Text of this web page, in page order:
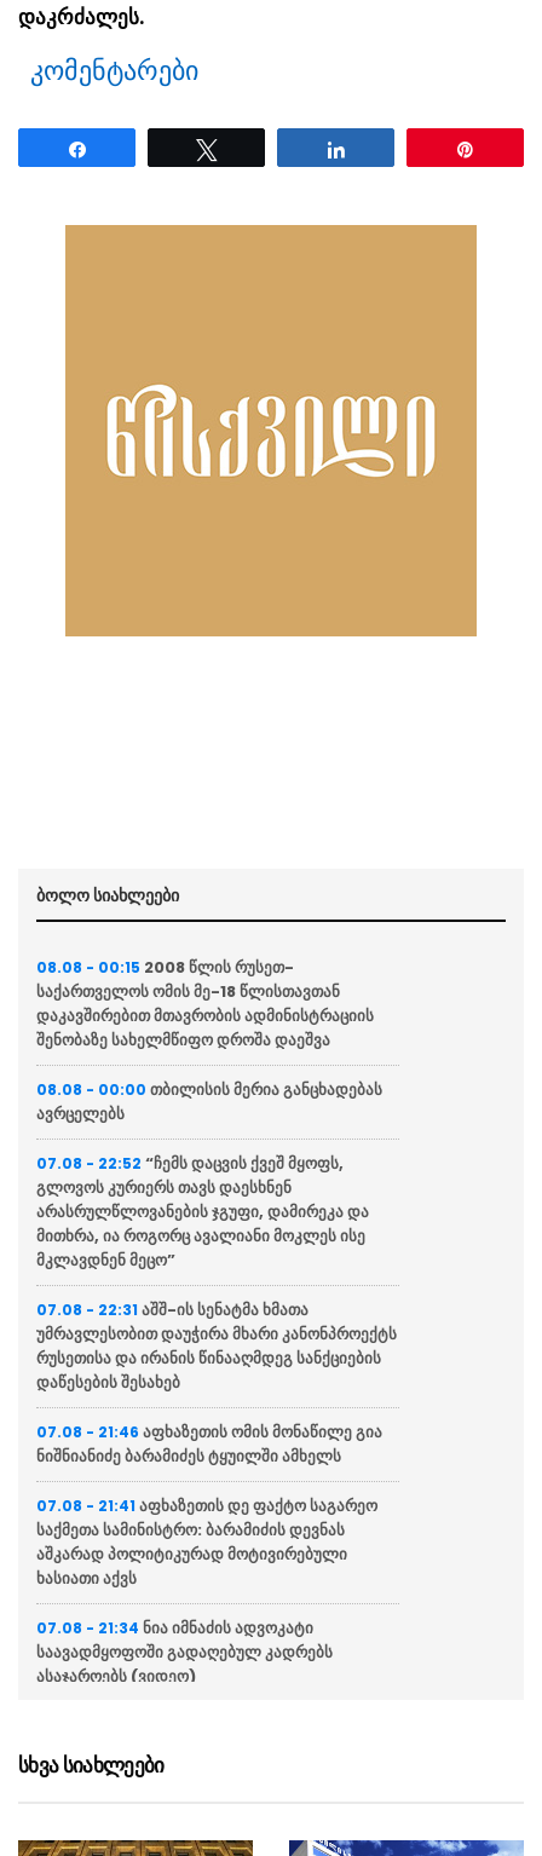
დაკრძალეს.
კომენტარები
ბოლო სიახლეები
08.08 - 00:15 2008 წლის რუსეთ-
საქართველოს ომის მე-18 წლისთავთან
დაკავშირებით მთავრობის ადმინისტრაციის
შენობაზე სახელმწიფო დროშა დაეშვა
08.08 - 00:00 თბილისის მერია განცხადებას
ავრცელებს
07.08 - 22:52 “ჩემს დაცვის ქვეშ მყოფს,
გლოვოს კურიერს თავს დაესხნენ
არასრულწლოვანების ჯგუფი, დამირეკა და
მითხრა, ია როგორც ავალიანი მოკლეს ისე
მკლავდნენ მეცო”
07.08 - 22:31 აშშ-ის სენატმა ხმათა
უმრავლესობით დაუჭირა მხარი კანონპროექტს
რუსეთისა და ირანის წინააღმდეგ სანქციების
დაწესების შესახებ
07.08 - 21:46 აფხაზეთის ომის მონაწილე გია
ნიშნიანიძე ბარამიძეს ტყუილში ამხელს
07.08 - 21:41 აფხაზეთის დე ფაქტო საგარეო
საქმეთა სამინისტრო: ბარამიძის დევნას
აშკარად პოლიტიკურად მოტივირებული
ხასიათი აქვს
07.08 - 21:34 ნია იმნაძის ადვოკატი
საავადმყოფოში გადაღებულ კადრებს
ასაჯაროებს (ვიდეო)
ავრცელებს
ალექსანდრე გაბაშვილმა დანაშაული”
სხვა სიახლეები